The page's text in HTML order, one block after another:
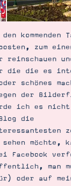
kommenden
zum
reinschauen
die die es
schönes
der
ich es
die
möchte,
Facebook
man
oder auf